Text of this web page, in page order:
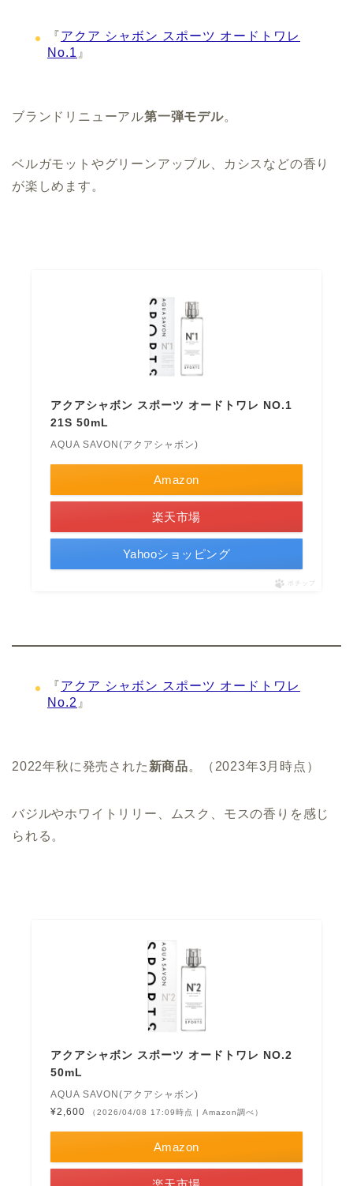
『アクア シャボン スポーツ オードトワレ
No.1 』
ブランドリニューアル第一弾モデル。
ベルガモットやグリーンアップル、カシスなどの香り
が楽しめます。
アクアシャボン スポーツ オードトワレ NO.1
21S 50mL
AQUA SAVON(アクアシャボン)
Amazon
楽天市場
Yahooショッピング
ポチップ
『アクア シャボン スポーツ オードトワレ
No.2 』
2022年秋に発売された 新商品。（2023年3月時点）
バジルやホワイトリリー、ムスク、モスの香りを感じ
られる。
アクアシャボン スポーツ オードトワレ NO.2
50mL
AQUA SAVON(アクアシャボン)
¥2,600
（2026/04/08 17:09時点 | Amazon調べ）
Amazon